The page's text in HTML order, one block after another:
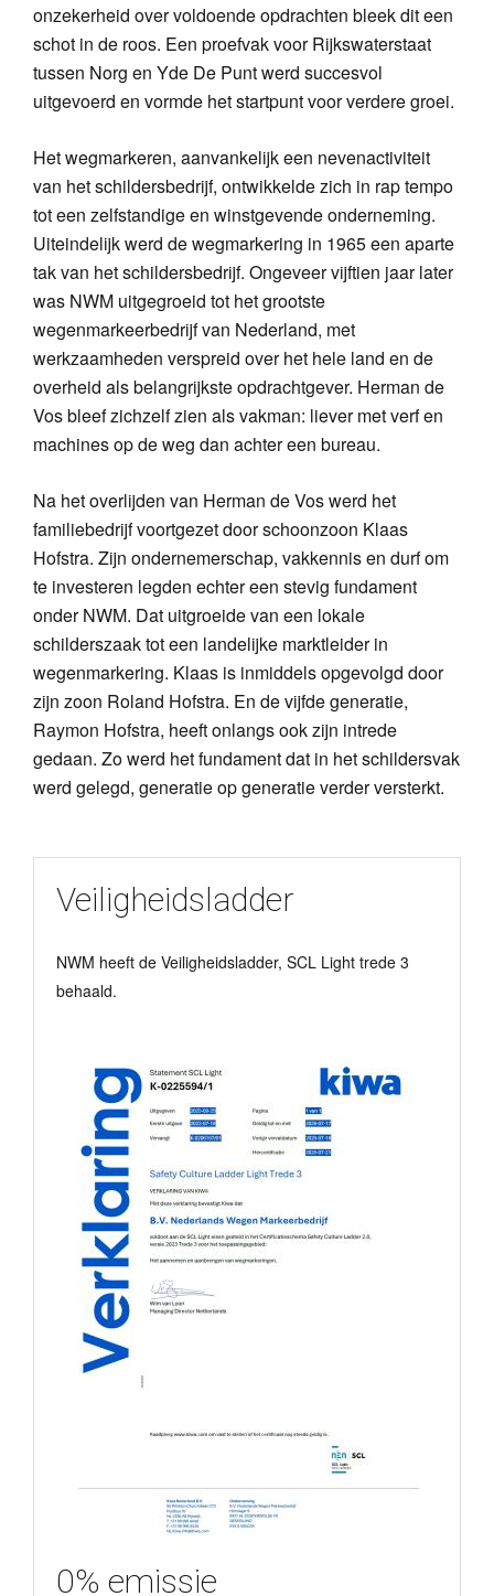
onzekerheid over voldoende opdrachten bleek dit een
schot in de roos. Een proefvak voor Rijkswaterstaat
tussen Norg en Yde De Punt werd succesvol
uitgevoerd en vormde het startpunt voor verdere groei.
Het wegmarkeren, aanvankelijk een nevenactiviteit
van het schildersbedrijf, ontwikkelde zich in rap tempo
tot een zelfstandige en winstgevende onderneming.
Uiteindelijk werd de wegmarkering in 1965 een aparte
tak van het schildersbedrijf. Ongeveer vijftien jaar later
was NWM uitgegroeid tot het grootste
wegenmarkeerbedrijf van Nederland, met
werkzaamheden verspreid over het hele land en de
overheid als belangrijkste opdrachtgever. Herman de
Vos bleef zichzelf zien als vakman: liever met verf en
machines op de weg dan achter een bureau.
Na het overlijden van Herman de Vos werd het
familiebedrijf voortgezet door schoonzoon Klaas
Hofstra. Zijn ondernemerschap, vakkennis en durf om
te investeren legden echter een stevig fundament
onder NWM. Dat uitgroeide van een lokale
schilderszaak tot een landelijke marktleider in
wegenmarkering. Klaas is inmiddels opgevolgd door
zijn zoon Roland Hofstra. En de vijfde generatie,
Raymon Hofstra, heeft onlangs ook zijn intrede
gedaan. Zo werd het fundament dat in het schildersvak
werd gelegd, generatie op generatie verder versterkt.
Veiligheidsladder
NWM heeft de Veiligheidsladder, SCL Light trede 3
behaald.
0% emissie